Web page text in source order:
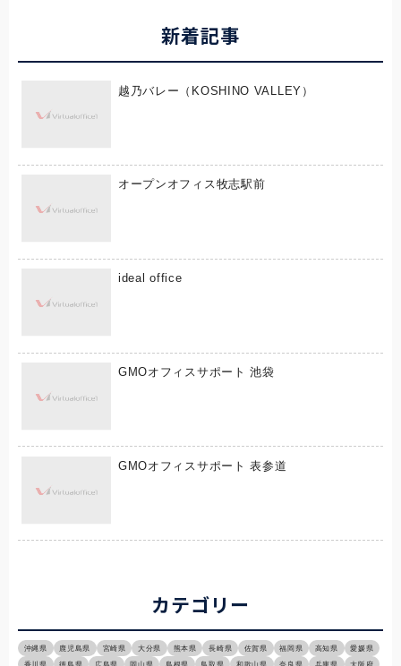
新着記事
越乃バレー（KOSHINO VALLEY）
オープンオフィス牧志駅前
ideal office
GMOオフィスサポート 池袋
GMOオフィスサポート 表参道
カテゴリー
沖縄県 鹿児島県 宮崎県 大分県 熊本県 長崎県 佐賀県 福岡県 高知県
愛媛県